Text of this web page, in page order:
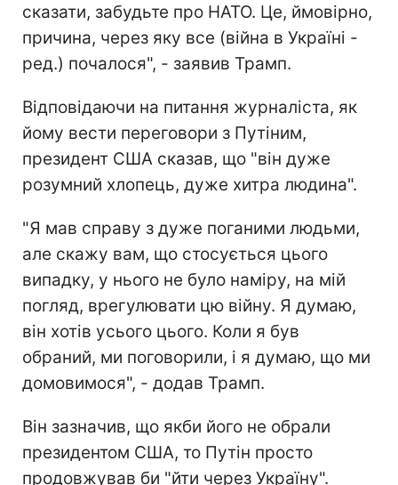
сказати, забудьте про НАТО. Це, ймовірно,
причина, через яку все (війна в Україні -
ред.) почалося", - заявив Трамп.
Відповідаючи на питання журналіста, як
йому вести переговори з Путіним,
президент США сказав, що "він дуже
розумний хлопець, дуже хитра людина".
"Я мав справу з дуже поганими людьми,
але скажу вам, що стосується цього
випадку, у нього не було наміру, на мій
погляд, врегулювати цю війну. Я думаю,
він хотів усього цього. Коли я був
обраний, ми поговорили, і я думаю, що ми
домовимося", - додав Трамп.
Він зазначив, що якби його не обрали
президентом США, то Путін просто
продовжував би "йти через Україну".